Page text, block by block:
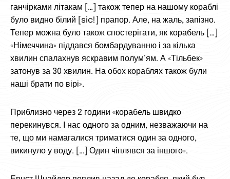
ганчірками літакам […] також тепер на нашому кораблі
було видно білий [sic!] прапор. Але, на жаль, запізно.
Тепер можна було також спостерігати, як корабель […]
«Німеччина» піддався бомбардуванню і за кілька
хвилин спалахнув яскравим полум’ям. А «Тільбек»
затонув за 30 хвилин. На обох кораблях також були
наші брати по вірі».
Приблизно через 2 години «корабель швидко
перекинувся. І нас одного за одним, незважаючи на
те, що ми намагалися триматися один за одного,
викинуло у воду. […] Один чіплявся за іншого».